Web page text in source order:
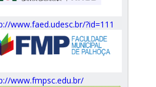
www.faed.udesc.br/?id=111
www.fmpsc.edu.br/